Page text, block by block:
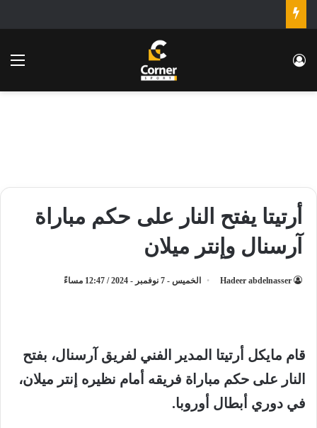
تسجيل الدخول
أرتيتا يفتح النار على حكم مباراة
آرسنال وإنتر ميلان
Hadeer abdelnasser الخميس - 7 نوفمبر - 2024 / 12:47 مساءً
قام مايكل أرتيتا المدير الفني لفريق آرسنال، بفتح
النار على حكم مباراة فريقه أمام نظيره إنتر ميلان،
في دوري أبطال أوروبا.